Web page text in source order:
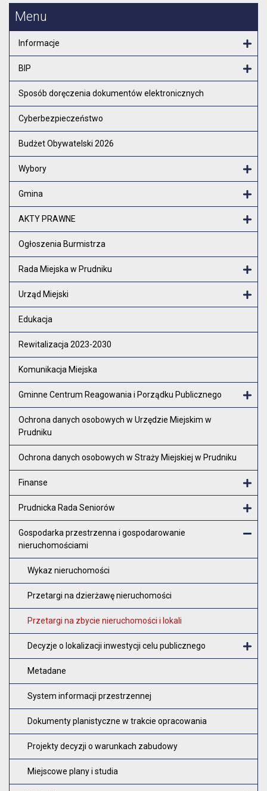
Menu
Informacje
BIP
Sposób doręczenia dokumentów elektronicznych
Cyberbezpieczeństwo
Budżet Obywatelski 2026
Wybory
Gmina
AKTY PRAWNE
Ogłoszenia Burmistrza
Rada Miejska w Prudniku
Urząd Miejski
Edukacja
Rewitalizacja 2023-2030
Komunikacja Miejska
Gminne Centrum Reagowania i Porządku Publicznego
Ochrona danych osobowych w Urzędzie Miejskim w
Prudniku
Ochrona danych osobowych w Straży Miejskiej w Prudniku
Finanse
Prudnicka Rada Seniorów
Gospodarka przestrzenna i gospodarowanie
nieruchomościami
Wykaz nieruchomości
Przetargi na dzierżawę nieruchomości
Przetargi na zbycie nieruchomości i lokali
Decyzje o lokalizacji inwestycji celu publicznego
Metadane
System informacji przestrzennej
Dokumenty planistyczne w trakcie opracowania
Projekty decyzji o warunkach zabudowy
Miejscowe plany i studia